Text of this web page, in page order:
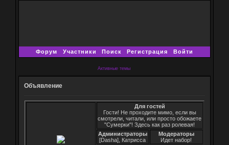
Форум Участники Поиск Регистрация Войти
Активные темы
Объявление
Для гостей
Гости! Не проходите мимо, если вы
смотрели, читали, или просто обожаете
"Сумерки"! Здесь как раз ролевая!
Администраторы
[Dasha], Катрисса
Модераторы
Идет набор!